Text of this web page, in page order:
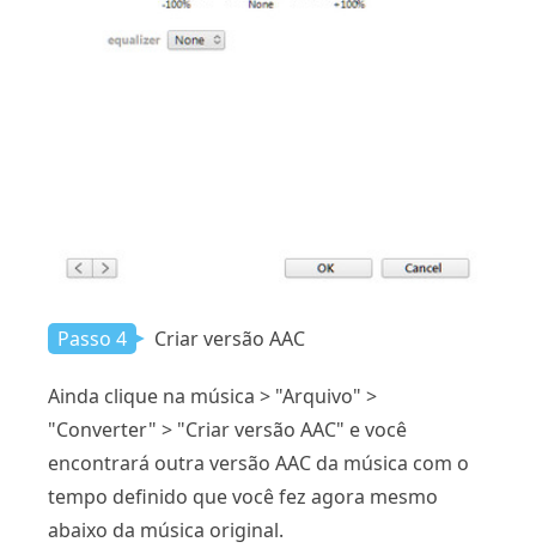
Passo 4 Criar versão AAC
Ainda clique na música > "Arquivo" >
"Converter" > "Criar versão AAC" e você
encontrará outra versão AAC da música com o
tempo definido que você fez agora mesmo
abaixo da música original.